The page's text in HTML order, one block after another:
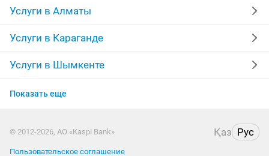
манипулятор тамада
ремонт компьютер
стяжка полов уборка квартир
укладка ламината
Услуги в Алматы
Услуги в Караганде
Услуги в Шымкенте
Услуги в Усть-Каменогорске
Услуги в Актау
Показать еще
© 2012-2026, АО «Kaspi Bank» Қаз Рус
Пользовательское соглашение